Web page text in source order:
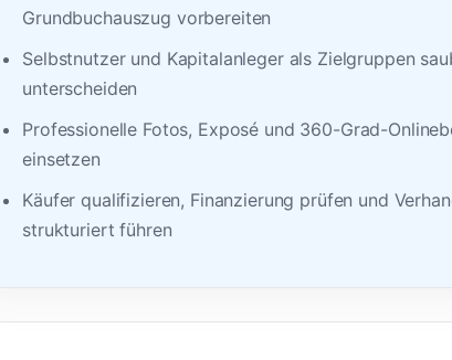
Grundbuchauszug vorbereiten
Selbstnutzer und Kapitalanleger als Zielgruppen
unterscheiden
Professionelle Fotos, Exposé und 360-Grad-
einsetzen
Käufer qualifizieren, Finanzierung prüfen und
strukturiert führen